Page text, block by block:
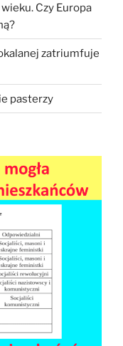
Czy Europa
zatriumfuje
pasterzy